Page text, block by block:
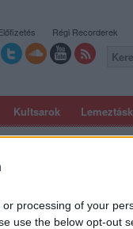
processing of your
use the below opt-out
Kultsarok
Régi Recorderek
HETENTE!